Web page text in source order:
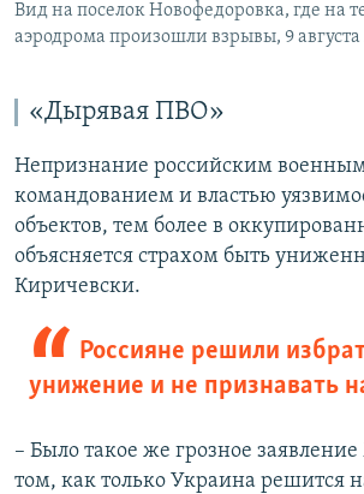
Вид на поселок Новофедоровка, где на
аэродрома произошли взрывы, 9 августа
«Дырявая ПВО»
Непризнание российским
командованием и властью
объектов, тем более в
объясняется страхом быть
Киричевски.
Россияне решили
унижение и не признавать
– Было такое же грозное
том, как только Украина решится